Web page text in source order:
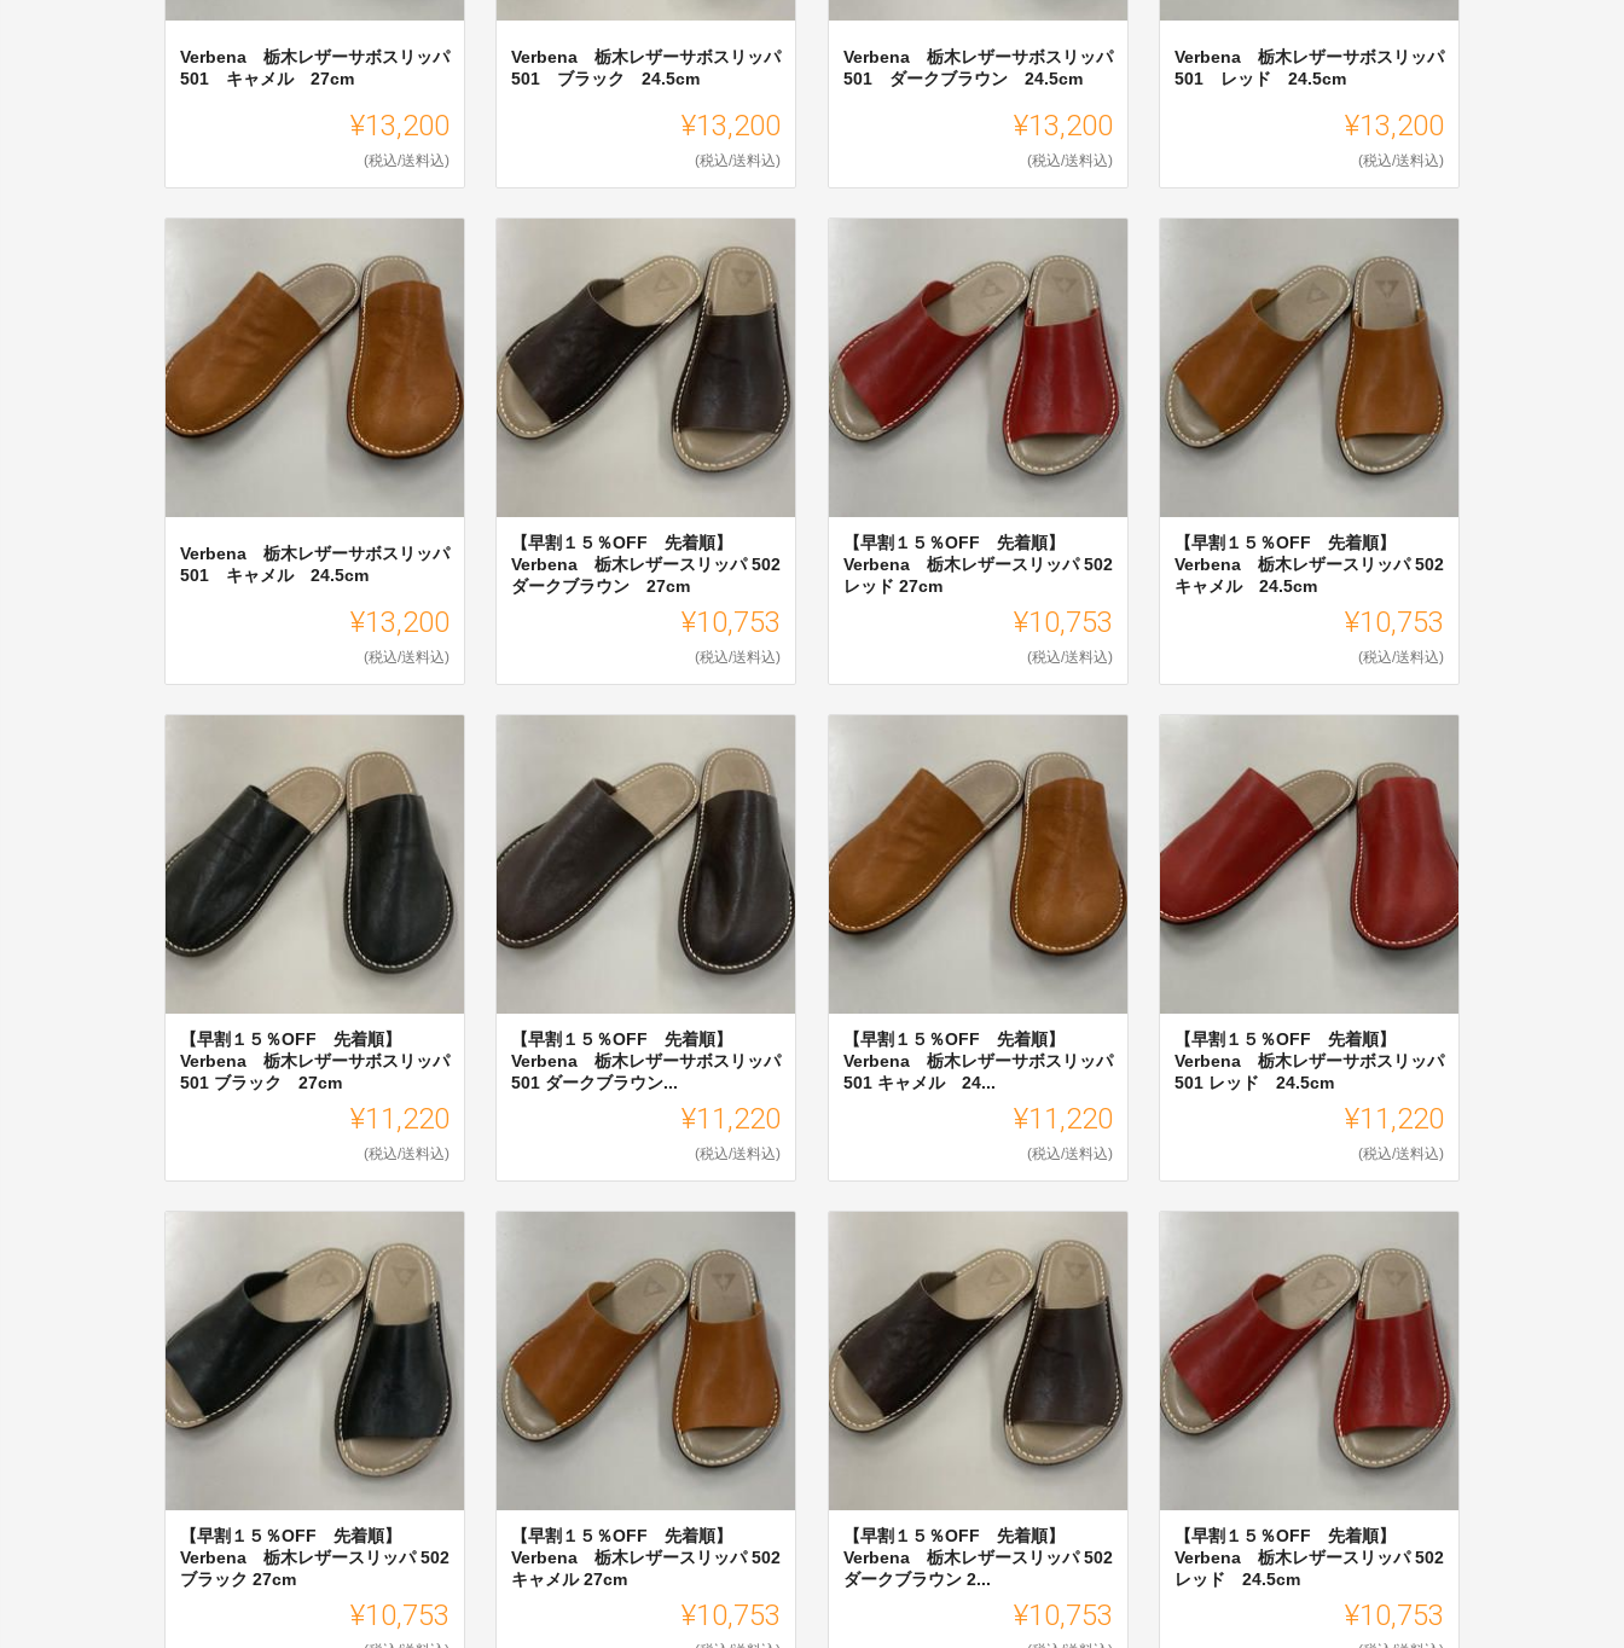
Verbena 栃木レザーサボスリッパ
501 キャメル 27cm
¥13,200
(税込/送料込)
Verbena 栃木レザーサボスリッパ
501 ブラック 24.5cm
¥13,200
(税込/送料込)
Verbena 栃木レザーサボスリッパ
501 ダークブラウン 24.5cm
¥13,200
(税込/送料込)
Verbena 栃木レザーサボスリッパ
501 レッド 24.5cm
¥13,200
(税込/送料込)
Verbena 栃木レザーサボスリッパ
501 キャメル 24.5cm
¥13,200
(税込/送料込)
【早割１５％OFF 先着順】
Verbena 栃木レザースリッパ 502
ダークブラウン 27cm
¥10,753
(税込/送料込)
【早割１５％OFF 先着順】
Verbena 栃木レザースリッパ 502
レッド 27cm
¥10,753
(税込/送料込)
【早割１５％OFF 先着順】
Verbena 栃木レザースリッパ 502
キャメル 24.5cm
¥10,753
(税込/送料込)
【早割１５％OFF 先着順】
Verbena 栃木レザーサボスリッパ
501 ブラック 27cm
¥11,220
(税込/送料込)
【早割１５％OFF 先着順】
Verbena 栃木レザーサボスリッパ
501 ダークブラウン...
¥11,220
(税込/送料込)
【早割１５％OFF 先着順】
Verbena 栃木レザーサボスリッパ
501 キャメル 24...
¥11,220
(税込/送料込)
【早割１５％OFF 先着順】
Verbena 栃木レザーサボスリッパ
501 レッド 24.5cm
¥11,220
(税込/送料込)
【早割１５％OFF 先着順】
Verbena 栃木レザースリッパ 502
ブラック 27cm
¥10,753
【早割１５％OFF 先着順】
Verbena 栃木レザースリッパ 502
キャメル 27cm
¥10,753
【早割１５％OFF 先着順】
Verbena 栃木レザースリッパ 502
ダークブラウン 2...
¥10,753
【早割１５％OFF 先着順】
Verbena 栃木レザースリッパ 502
レッド 24.5cm
¥10,753